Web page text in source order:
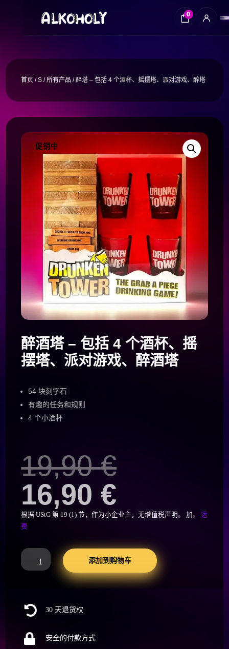
0
首页 /S /所有产品 / 醉塔 – 包括 4 个酒杯、摇摆塔、派对游戏、醉塔
促销中
醉酒塔 – 包括 4 个酒杯、摇
摆塔、派对游戏、醉酒塔
54 块刻字石
有趣的任务和规则
4 个小酒杯
19,90€原
为：
19,90 €
16,90€
前
价
格
根据 UStG 第 19 (1) 节，作为小企业主，无增值税声明。 加。运
费
Drunken
Tower
Shotgläser,
partyspiel,
添加到购物车
 30 天退货权
 安全的付款方式